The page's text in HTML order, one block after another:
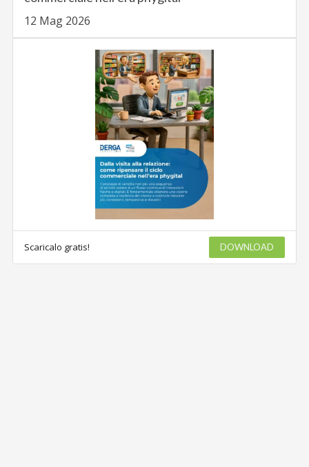
12 Mag 2026
Scaricalo gratis! DOWNLOAD